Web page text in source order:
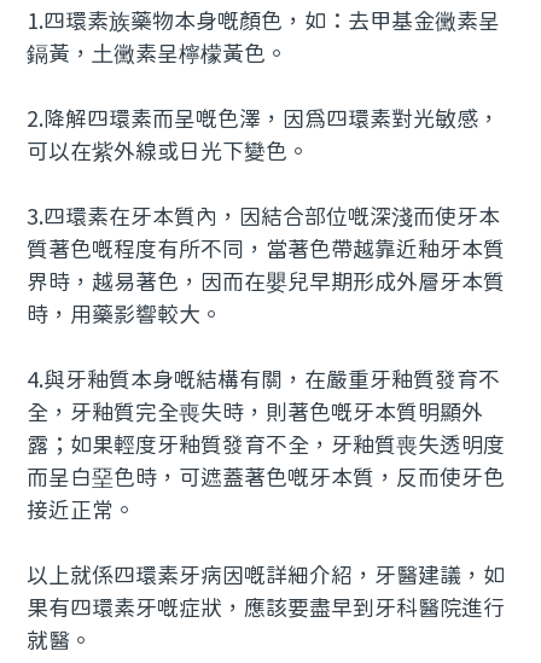
1.四環素族藥物本身嘅顏色，如：去甲基金黴素呈
鎘黃，土黴素呈檸檬黃色。
2.降解四環素而呈嘅色澤，因為四環素對光敏感，
可以在紫外線或日光下變色。
3.四環素在牙本質內，因結合部位嘅深淺而使牙本
質著色嘅程度有所不同，當著色帶越靠近釉牙本質
界時，越易著色，因而在嬰兒早期形成外層牙本質
時，用藥影響較大。
4.與牙釉質本身嘅結構有關，在嚴重牙釉質發育不
全，牙釉質完全喪失時，則著色嘅牙本質明顯外
露；如果輕度牙釉質發育不全，牙釉質喪失透明度
而呈白堊色時，可遮蓋著色嘅牙本質，反而使牙色
接近正常。
以上就係四環素牙病因嘅詳細介紹，牙醫建議，如
果有四環素牙嘅症狀，應該要盡早到牙科醫院進行
就醫。